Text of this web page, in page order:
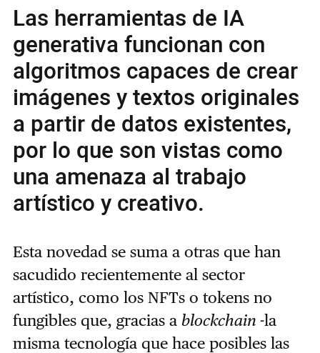
Las herramientas de IA
generativa funcionan con
algoritmos capaces de crear
imágenes y textos originales
a partir de datos existentes,
por lo que son vistas como
una amenaza al trabajo
artístico y creativo.
Esta novedad se suma a otras que han
sacudido recientemente al sector
artístico, como los NFTs o tokens no
fungibles que, gracias a blockchain -la
misma tecnología que hace posibles las